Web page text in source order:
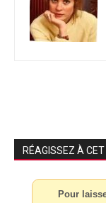
RÉAGISSEZ À
Pour